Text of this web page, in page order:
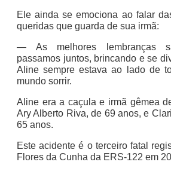
Ele ainda se emociona ao falar
queridas que guarda de sua irmã:
— As melhores lembranças
passamos juntos, brincando e se
Aline sempre estava ao lado de
mundo sorrir.
Aline era a caçula e irmã gêmea
Ary Alberto Riva, de 69 anos, e
65 anos.
Este acidente é o terceiro fatal
Flores da Cunha da ERS-122 em